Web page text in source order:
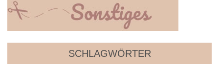
SCHLAGWÖRTER